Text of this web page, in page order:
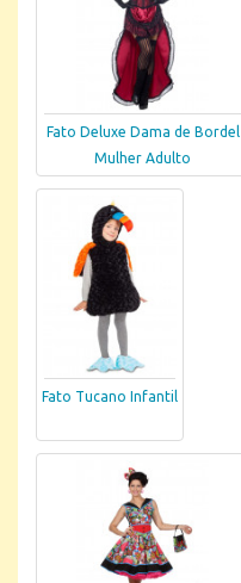
Fato Deluxe Dama de Bordel
Mulher Adulto
Fato Tucano Infantil